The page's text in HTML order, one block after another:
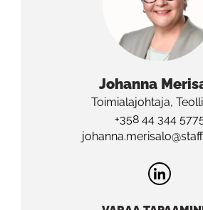
Johanna
Toimialajohtaja,
+358 44 344